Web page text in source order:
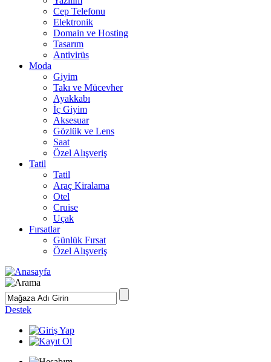
Cep Telefonu
Elektronik
Domain ve Hosting
Tasarım
Antivirüs
Moda
Giyim
Takı ve Mücevher
Ayakkabı
İç Giyim
Aksesuar
Gözlük ve Lens
Saat
Özel Alışveriş
Tatil
Tatil
Araç Kiralama
Otel
Cruise
Uçak
Fırsatlar
Günlük Fırsat
Özel Alışveriş
Destek